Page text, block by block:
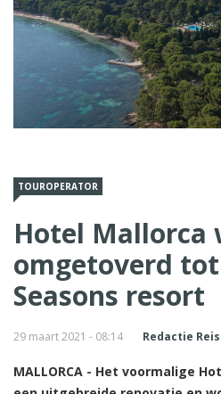
TOUROPERATOR
Hotel Mallorca
omgetoverd
Seasons resort
29 maart 2021 - 08:14 Redactie
MALLORCA - Het voormalige